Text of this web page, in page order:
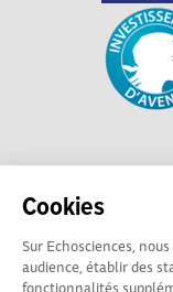
Cookies
Sur Echosciences,
audience, établir des
fonctionnalités
Echosciences